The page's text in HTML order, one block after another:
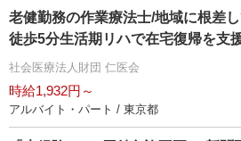
老健勤務の作業療法士/地域に根差
徒歩5分生活期リハで在宅復帰を支
社会医療法人財団 仁医会
時給1,932円～
アルバイト・パート / 東京都